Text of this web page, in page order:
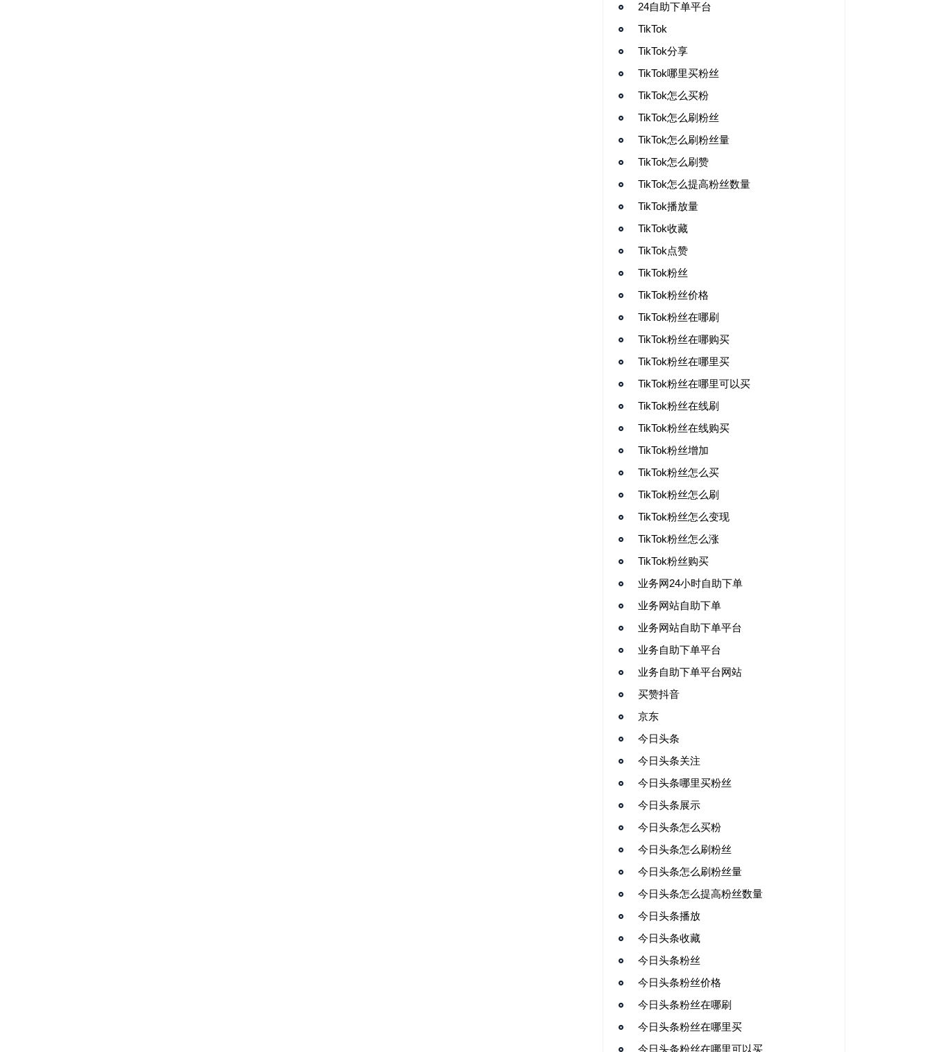
24自助下单平台
TikTok
TikTok分享
TikTok哪里买粉丝
TikTok怎么买粉
TikTok怎么刷粉丝
TikTok怎么刷粉丝量
TikTok怎么刷赞
TikTok怎么提高粉丝数量
TikTok播放量
TikTok收藏
TikTok点赞
TikTok粉丝
TikTok粉丝价格
TikTok粉丝在哪刷
TikTok粉丝在哪购买
TikTok粉丝在哪里买
TikTok粉丝在哪里可以买
TikTok粉丝在线刷
TikTok粉丝在线购买
TikTok粉丝增加
TikTok粉丝怎么买
TikTok粉丝怎么刷
TikTok粉丝怎么变现
TikTok粉丝怎么涨
TikTok粉丝购买
业务网24小时自助下单
业务网站自助下单
业务网站自助下单平台
业务自助下单平台
业务自助下单平台网站
买赞抖音
京东
今日头条
今日头条关注
今日头条哪里买粉丝
今日头条展示
今日头条怎么买粉
今日头条怎么刷粉丝
今日头条怎么刷粉丝量
今日头条怎么提高粉丝数量
今日头条播放
今日头条收藏
今日头条粉丝
今日头条粉丝价格
今日头条粉丝在哪刷
今日头条粉丝在哪里买
今日头条粉丝在哪里可以买